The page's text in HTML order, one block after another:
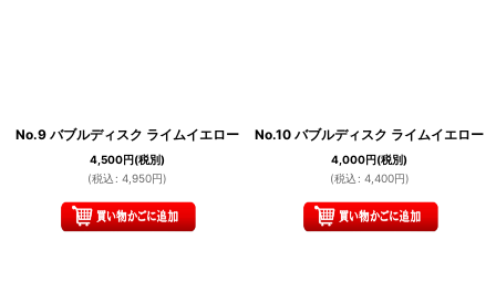
No.9 バブルディスク ライムイエロー
4,500円(税別)
(税込 : 4,950円)
No.10 バブルディスク ライムイエロー
4,000円(税別)
(税込 : 4,400円)